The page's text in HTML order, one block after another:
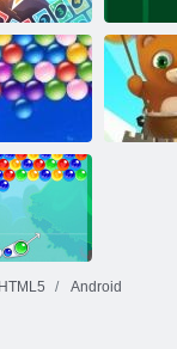
Helden
Bubbles
HTML5 Android